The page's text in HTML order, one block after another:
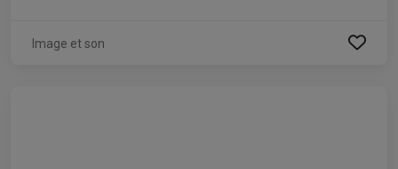
Image et son